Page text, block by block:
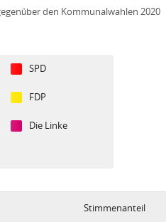
den Kommunalwahlen 2020
SPD
FDP
Die Linke
Stimmenanteil